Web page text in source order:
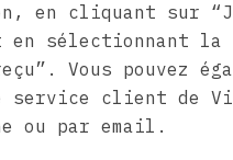
en cliquant sur
en sélectionnant la
Vous pouvez
service client de
ou par email.